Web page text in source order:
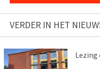
VERDER IN HET